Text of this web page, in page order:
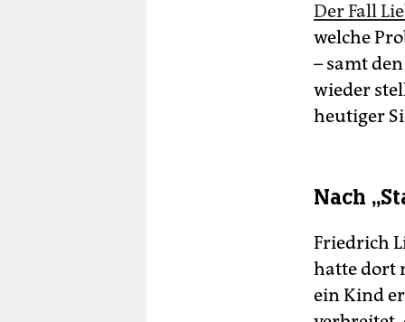
Der Fall
welche
– samt
wieder
heutiger
Nach
Friedrich
hatte dort
ein Kind